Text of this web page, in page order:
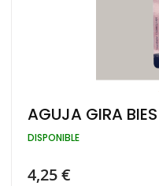
Saltar
al
comienzo
galería
AGUJA GIRA BIES
DISPONIBLE
4,25 €